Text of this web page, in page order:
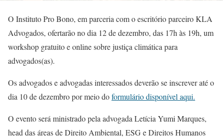
O Instituto Pro Bono, em parceria com o escritório parceiro KLA
Advogados, ofertarão no dia 12 de dezembro, das 17h às 19h, um
workshop gratuito e online sobre justiça climática para
advogados(as).
Os advogados e advogadas interessados deverão se inscrever até o
dia 10 de dezembro por meio doformulário disponível aqui.
O evento será ministrado pela advogada Letícia Yumi Marques,
head das áreas de Direito Ambiental, ESG e Direitos Humanos